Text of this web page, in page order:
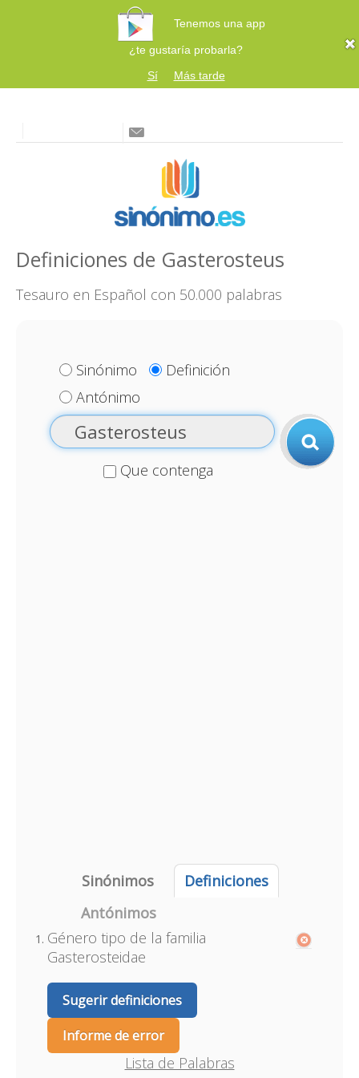
Tenemos una app
¿te gustaría probarla?
Sí
Más tarde
Definiciones de Gasterosteus
Tesauro en Español con 50.000 palabras
Sinónimo
Definición
Antónimo
Que contenga
Sinónimos
Definiciones
Antónimos
Género tipo de la familia
Gasterosteidae
Sugerir definiciones
Informe de error
Lista de Palabras